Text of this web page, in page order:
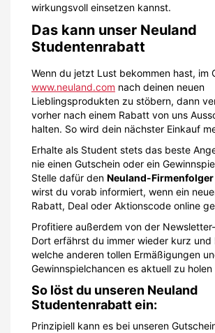
wirkungsvoll einsetzen kannst.
Das kann unser Neuland
Studentenrabatt
Wenn du jetzt Lust bekommen hast, im
www.neuland.com nach deinen neuen
Lieblingsprodukten zu stöbern, dann
vorher nach einem Rabatt von uns
halten. So wird dein nächster Einkauf
Erhalte als Student stets das beste
nie einen Gutschein oder ein
Stelle dafür den Neuland-Firmenfolger
wirst du vorab informiert, wenn ein
Rabatt, Deal oder Aktionscode online
Profitiere außerdem von der
Dort erfährst du immer wieder kurz und
welche anderen tollen Ermäßigungen
Gewinnspielchancen es aktuell zu
So löst du unseren Neuland
Studentenrabatt ein:
Prinzipiell kann es bei unseren